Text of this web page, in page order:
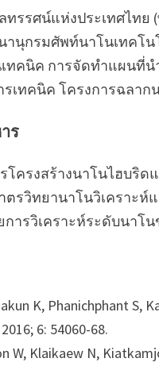
ทรรศน์แห่งประเทศไท
านุกรมศัพท์นาโนเทคโ
ทคนิค การจัดทำแผนที่
เทคนิค โครงการฉลา
ร
โครงสร้างนาโนไฮบริ
รวิทยานาโนวิเคราะห์
ารวิเคราะห์ระดับนาโ
K, Phanichphant
6: 54060-68.
W, Klaikaew N,